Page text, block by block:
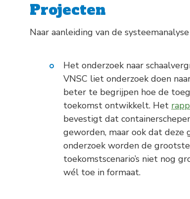
Projecten
Naar aanleiding van de
Het onderzoek naar
VNSC liet onderzoek doen
beter te begrijpen hoe de
toekomst ontwikkelt. Het
bevestigt dat
geworden, maar ook dat
onderzoek worden de
toekomstscenario’s niet nog
wél toe in formaat.